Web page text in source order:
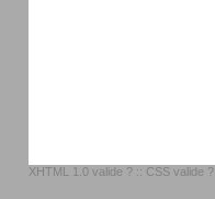
XHTML 1.0 valide ? :: CSS valide ?